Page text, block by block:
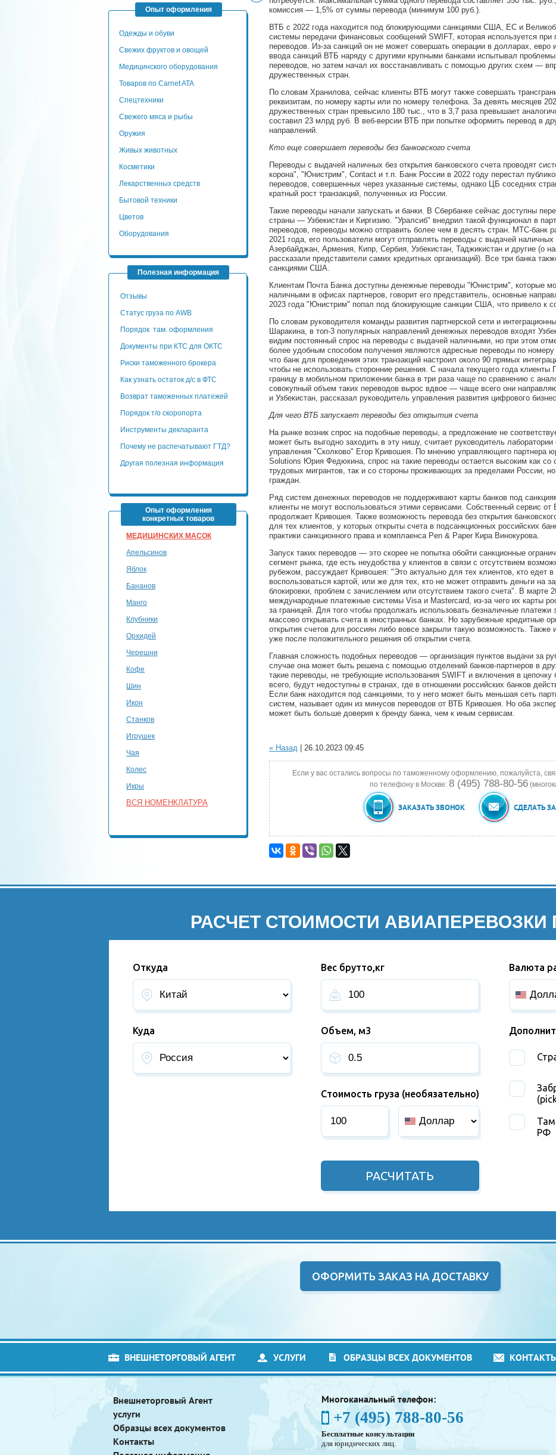
Опыт оформления
Одежды и обуви
Свежих фруктов и овощей
Медицинского оборудования
Товаров по Carnet ATA
Спецтехники
Свежего мяса и рыбы
Оружия
Живых животных
Косметики
Лекарственных средств
Бытовой техники
Цветов
Оборудования
Полезная информация
Отзывы
Статус груза по AWB
Порядок там. оформления
Документы при КТС для ОКТС
Риски таможенного брокера
Как узнать остаток д/с в ФТС
Возврат таможенных платежей
Порядок т/о скоропорта
Инструменты декларанта
Почему не распечатывают ГТД?
Другая полезная информация
Опыт оформления
конкретных товаров
МЕДИЦИНСКИХ МАСОК
Апельсинов
Яблок
Бананов
Манго
Клубники
Орхидей
Черешни
Кофе
Шин
Икон
Станков
Игрушек
Чая
Колес
Икры
ВСЯ НОМЕНКЛАТУРА
комиссия — 1,5% от суммы перевода (минимум 100 руб.).
ВТБ с 2022 года находится под блокирующими санкциями США, ЕС и
системы передачи финансовых сообщений SWIFT, которая используется при
переводов. Из-за санкций он не может совершать операции в долларах, евро
ввода санкций ВТБ наряду с другими крупными банками испытывал
переводов, но затем начал их восстанавливать с помощью других схем —
дружественных стран.
По словам Хранилова, сейчас клиенты ВТБ могут также совершать
реквизитам, по номеру карты или по номеру телефона. За девять месяцев
дружественных стран превысило 180 тыс., что в 3,7 раза превышает
составил 23 млрд руб. В веб-версии ВТБ при попытке оформить перевод в
направлений.
Кто еще совершает переводы без банковского счета
Переводы с выдачей наличных без открытия банковского счета проводят
корона", "Юнистрим", Contact и т.п. Банк России в 2022 году перестал
переводов, совершенных через указанные системы, однако ЦБ соседних
кратный рост транзакций, полученных из России.
Такие переводы начали запускать и банки. В Сбербанке сейчас доступны
страны — Узбекистан и Киргизию. "Уралсиб" внедрил такой функционал в
переводов, переводы можно отправить более чем в десять стран. МТС-банк
2021 года, его пользователи могут отправлять переводы с выдачей
Азербайджан, Армения, Кипр, Сербия, Узбекистан, Таджикистан и другие (о
рассказали представители самих кредитных организаций). Все три банка
санкциями США.
Клиентам Почта Банка доступны денежные переводы "Юнистрим", которые
наличными в офисах партнеров, говорит его представитель, основные
2023 года "Юнистрим" попал под блокирующие санкции США, что привело к
По словам руководителя команды развития партнерской сети и
Шаракина, в топ-3 популярных направлений денежных переводов входят
видим постоянный спрос на переводы с выдачей наличными, но при этом
более удобным способом получения являются адресные переводы по
что банк для проведения этих транзакций настроил около 90 прямых
чтобы не использовать сторонние решения. С начала текущего года клиенты
границу в мобильном приложении банка в три раза чаще по сравнению с
совокупный объем таких переводов вырос вдвое — чаще всего они
и Узбекистан, рассказал руководитель управления развития цифрового
Для чего ВТБ запускает переводы без открытия счета
На рынке возник спрос на подобные переводы, а предложение не
может быть выгодно заходить в эту нишу, считает руководитель
управления "Сколково" Егор Кривошея. По мнению управляющего партнера
Solutions Юрия Федюкина, спрос на такие переводы остается высоким как
трудовых мигрантов, так и со стороны проживающих за пределами России,
граждан.
Ряд систем денежных переводов не поддерживают карты банков под
клиенты не могут воспользоваться этими сервисами. Собственный сервис
продолжает Кривошея. Также возможность перевода без открытия
для тех клиентов, у которых открыты счета в подсанкционных российских
практики санкционного права и комплаенса Pen & Paper Кира Винокурова.
Запуск таких переводов — это скорее не попытка обойти санкционные
сегмент рынка, где есть неудобства у клиентов в связи с отсутствием
рубежом, рассуждает Кривошея: "Это актуально для тех клиентов, кто едет
воспользоваться картой, или же для тех, кто не может отправить деньги на
блокировки, проблем с зачислением или отсутствием такого счета". В марте
международные платежные системы Visa и Mastercard, из-за чего их карты
за границей. Для того чтобы продолжать использовать безналичные
массово открывать счета в иностранных банках. Но зарубежные кредитные
открытия счетов для россиян либо вовсе закрыли такую возможность. Также
уже после положительного решения об открытии счета.
Главная сложность подобных переводов — организация пунктов выдачи за
случае она может быть решена с помощью отделений банков-партнеров в
такие переводы, не требующие использования SWIFT и включения в цепочку
всего, будут недоступны в странах, где в отношении российских банков
Если банк находится под санкциями, то у него может быть меньшая сеть
систем, называет один из минусов переводов от ВТБ Кривошея. Но оба
может быть больше доверия к бренду банка, чем к иным сервисам.
« Назад | 26.10.2023 09:45
Если у вас остались вопросы по таможенному оформлению, пожалуйста,
по телефону в Москве: 8 (495) 788-80-56
ЗАКАЗАТЬ ЗВОНОК СДЕЛАТЬ
РАСЧЕТ СТОИМОСТИ АВИАПЕРЕВОЗКИ
Откуда
Куда
Вес брутто,кг
Объем, м3
Стоимость груза (необязательно)
Валюта
РФ
РАСЧИТАТЬ
ОФОРМИТЬ ЗАКАЗ НА ДОСТАВКУ
ВНЕШНЕТОРГОВЫЙ АГЕНТ УСЛУГИ ОБРАЗЦЫ ВСЕХ ДОКУМЕНТОВ
Внешнеторговый Агент
услуги
Образцы всех документов
Контакты
Многоканальный телефон:
+7 (495) 788-80-56
Бесплатные консультации
для юридических лиц.